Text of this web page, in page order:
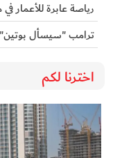
رياصة عابرة للأعمار
ترامب "سيسأل بوتين"
اخترنا لكم